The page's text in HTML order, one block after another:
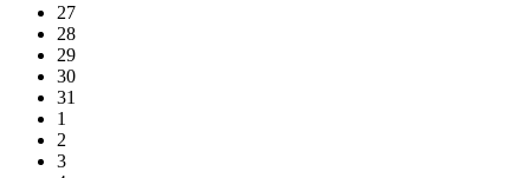
27
28
29
30
31
1
2
3